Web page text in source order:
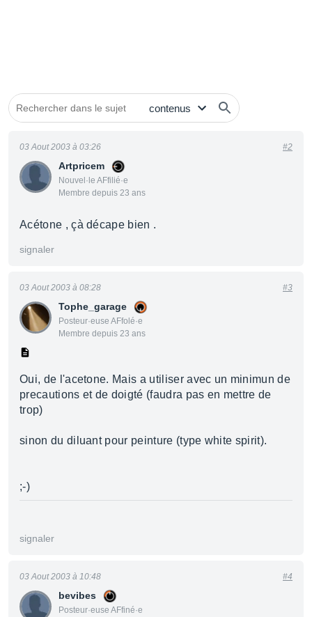
Artpricem
Nouvel·le AFfilié·e
Membre depuis 23 ans
03 Aout 2003 à 03:26 #2
Acétone , çà décape bien .
signaler
Tophe_garage
Posteur·euse AFfolé·e
Membre depuis 23 ans
03 Aout 2003 à 08:28 #3
Oui, de l'acetone. Mais a utiliser avec un minimun de
precautions et de doigté (faudra pas en mettre de
trop)
sinon du diluant pour peinture (type white spirit).
;-)
signaler
bevibes
Posteur·euse AFfiné·e
03 Aout 2003 à 10:48 #4